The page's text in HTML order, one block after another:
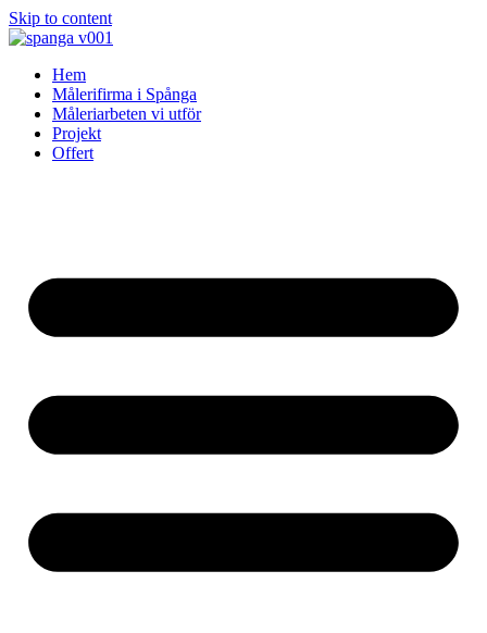
Skip to content
Hem
Målerifirma i Spånga
Måleriarbeten vi utför
Projekt
Offert